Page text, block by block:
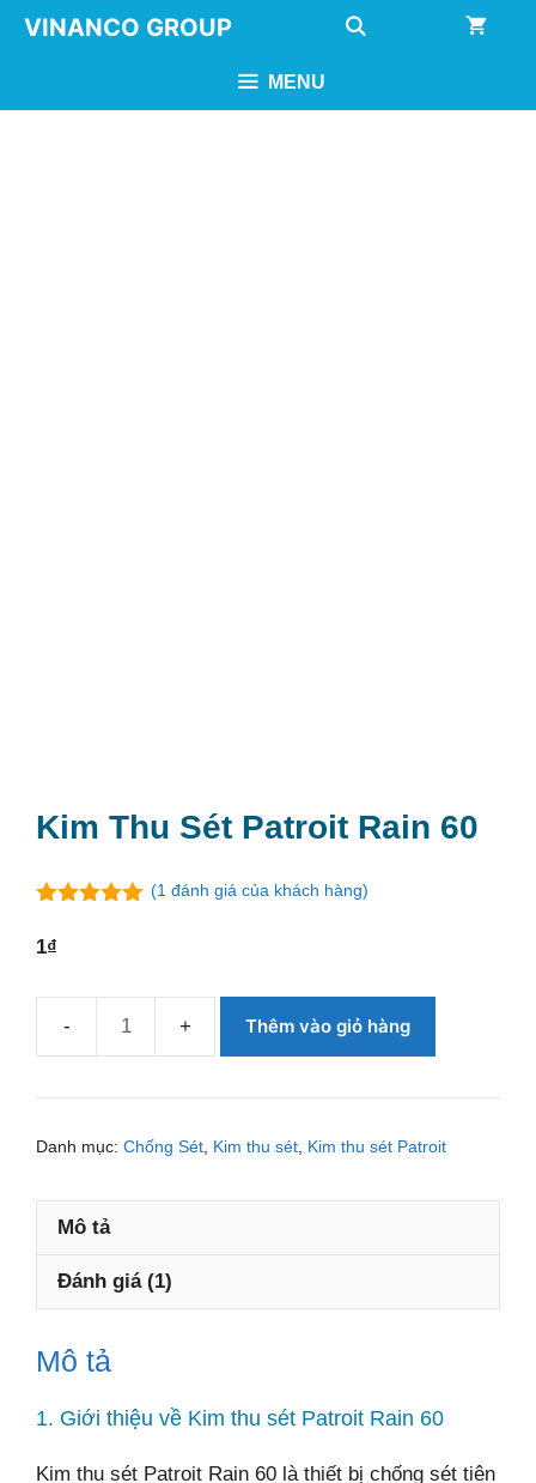
Chuyển
dung
VINANCO GROUP
MENU
Kim Thu Sét Patroit Rain 60
5
(1đánh giá của khách hàng)
1₫
sét
Patroit
60
Thêm vào giỏ hàng
Danh mục: Chống Sét Kim thu sét Kim thu sét Patroit
Mô tả
Đánh giá (1)
Mô tả
1. Giới thiệu về Kim thu sét Patroit Rain 60
Kim thu sét Patroit Rain 60 là thiết bị chống sét tiên